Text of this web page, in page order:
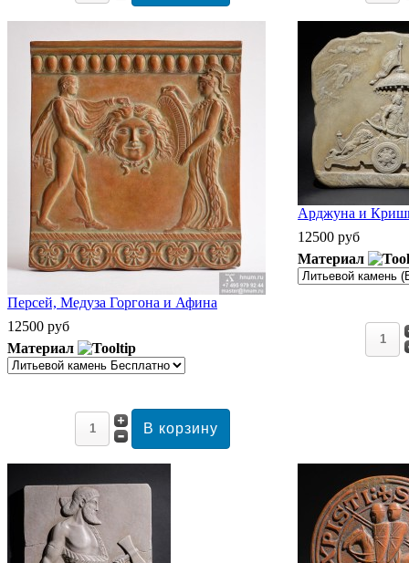
Персей, Медуза Горгона и Афина
12500 руб
Материал
Арджуна и
12500 руб
Материал